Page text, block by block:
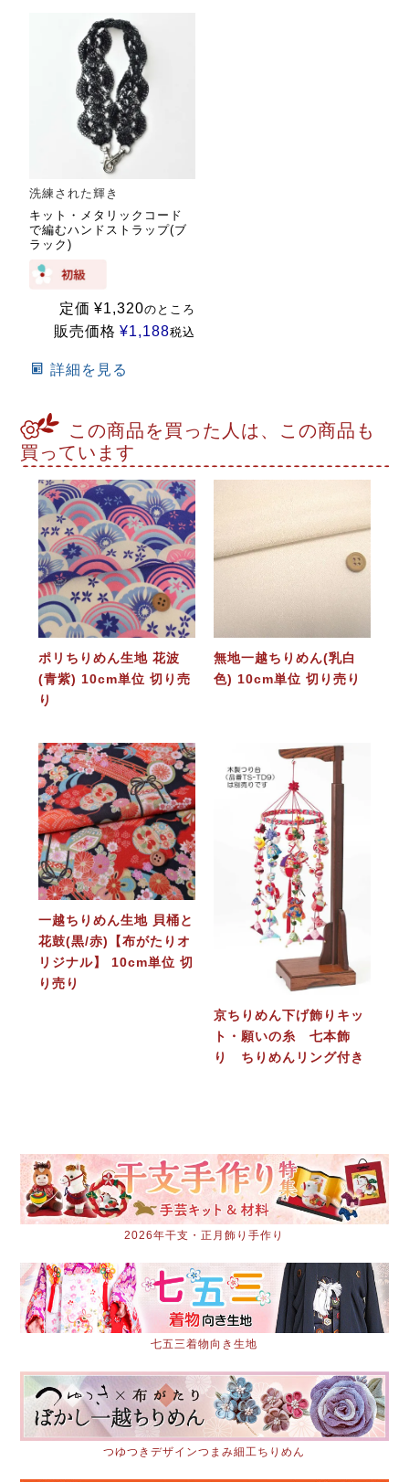
洗練された輝き
キット・メタリックコード
で編むハンドストラップ(ブ
ラック)
定価 ¥1,320のところ
販売価格 ¥1,188税込
詳細を見る
この商品を買った人は、この商品も
買っています
ポリちりめん生地 花波
(青紫) 10cm単位 切り売
り
無地一越ちりめん(乳白
色) 10cm単位 切り売り
一越ちりめん生地 貝桶と
花鼓(黒/赤)【布がたりオ
リジナル】 10cm単位 切
り売り
京ちりめん下げ飾りキッ
ト・願いの糸 七本飾
り ちりめんリング付き
2026年干支・正月飾り手作り
七五三着物向き生地
つゆつきデザインつまみ細工ちりめん